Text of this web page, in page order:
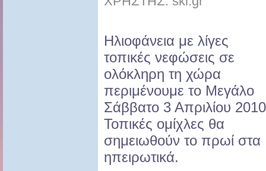
Ηλιοφάνεια με λίγες
τοπικές νεφώσεις σε
ολόκληρη τη χώρα
περιμένουμε το Μεγάλο
Σάββατο 3 Απριλίου
Τοπικές ομίχλες θα
σημειωθούν το πρωί στα
ηπειρωτικά.